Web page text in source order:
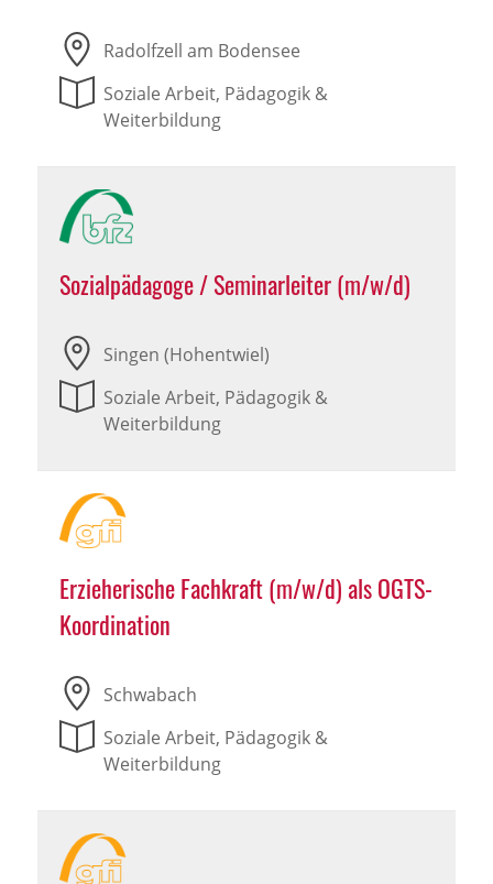
Radolfzell am Bodensee
Soziale Arbeit, Pädagogik &
Weiterbildung
Sozialpädagoge / Seminarleiter (m/w/d)
Singen (Hohentwiel)
Soziale Arbeit, Pädagogik &
Weiterbildung
Erzieherische Fachkraft (m/w/d) als OGTS-
Koordination
Schwabach
Soziale Arbeit, Pädagogik &
Weiterbildung